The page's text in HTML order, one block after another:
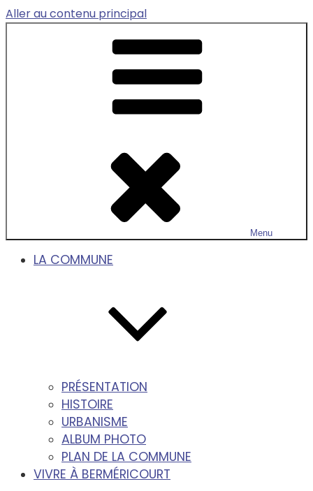
Aller au contenu principal
Menu
LA COMMUNE
PRÉSENTATION
HISTOIRE
URBANISME
ALBUM PHOTO
PLAN DE LA COMMUNE
VIVRE À BERMÉRICOURT